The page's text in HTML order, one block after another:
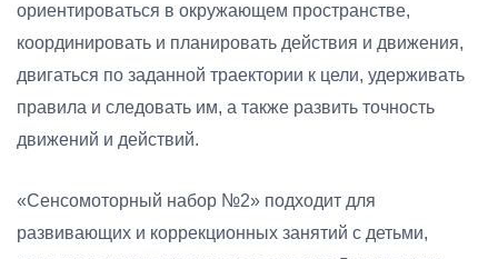
ориентироваться в окружающем пространстве,
координировать и планировать действия и движения,
двигаться по заданной траектории к цели, удерживать
правила и следовать им, а также развить точность
движений и действий.
«Сенсомоторный набор №2» подходит для
развивающих и коррекционных занятий с детьми,